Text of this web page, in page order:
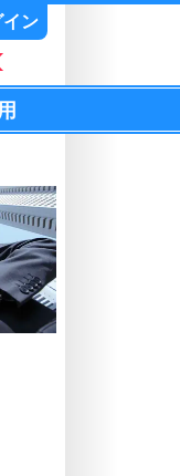
イン